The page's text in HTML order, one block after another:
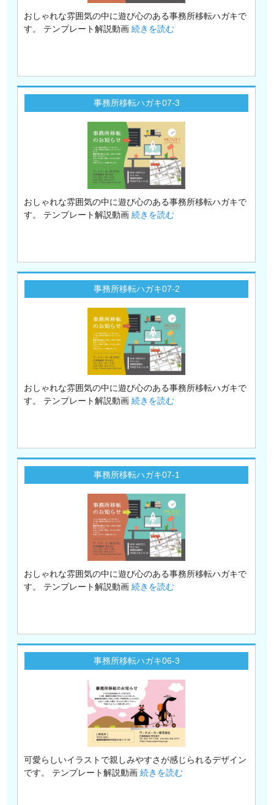
おしゃれな雰囲気の中に遊び心のある事務所移転ハガキで
す。 テンプレート解説動画続きを読む
事務所移転ハガキ07-3
おしゃれな雰囲気の中に遊び心のある事務所移転ハガキで
す。 テンプレート解説動画続きを読む
事務所移転ハガキ07-2
おしゃれな雰囲気の中に遊び心のある事務所移転ハガキで
す。 テンプレート解説動画続きを読む
事務所移転ハガキ07-1
おしゃれな雰囲気の中に遊び心のある事務所移転ハガキで
す。 テンプレート解説動画続きを読む
事務所移転ハガキ06-3
可愛らしいイラストで親しみやすさが感じられるデザイン
です。 テンプレート解説動画続きを読む